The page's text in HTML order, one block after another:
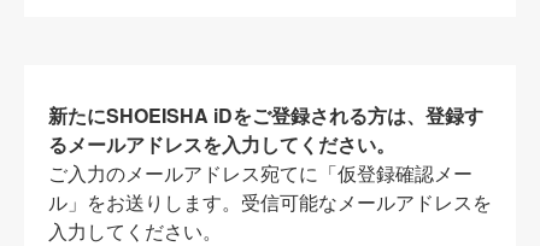
新たにSHOEISHA iDをご登録される方は、登録す
るメールアドレスを入力してください。
ご入力のメールアドレス宛てに「仮登録確認メー
ル」をお送りします。受信可能なメールアドレスを
入力してください。